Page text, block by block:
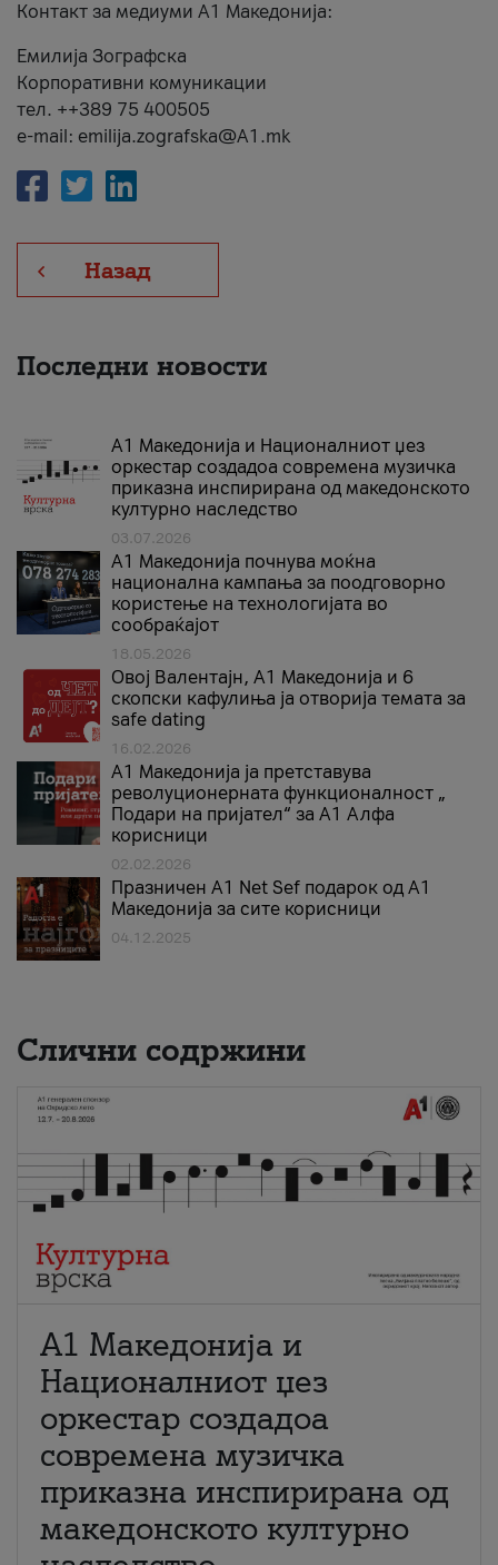
Контакт за медиуми А1 Македонија:
Емилија Зографска
Корпоративни комуникации
тел. ++389 75 400505
e-mail: emilija.zografska@A1.mk
Назад
Последни новости
А1 Македонија и Националниот џез
оркестар создадоа современа музичка
приказна инспирирана од македонското
културно наследство
03.07.2026
A1 Македонија почнува моќна
национална кампања за поодговорно
користење на технологијата во
сообраќајот
18.05.2026
Овој Валентајн, A1 Македонија и 6
скопски кафулиња ја отворија темата за
safe dating
16.02.2026
А1 Македонија ја претставува
револуционерната функционалност „
Подари на пријател“ за А1 Алфа
корисници
02.02.2026
Празничен A1 Net Sеf подарок од А1
Македонија за сите корисници
04.12.2025
Слични содржини
А1 Македонија и
Националниот џез
оркестар создадоа
современа музичка
приказна инспирирана од
македонското културно